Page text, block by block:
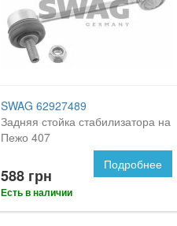
SWAG 62927489
Задняя стойка стабилизатора на
Пежо 407
588 грн
Есть в наличии
Подробнее